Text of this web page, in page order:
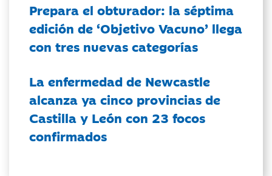
Prepara el obturador: la séptima
edición de ‘Objetivo Vacuno’ llega
con tres nuevas categorías
La enfermedad de Newcastle
alcanza ya cinco provincias de
Castilla y León con 23 focos
confirmados